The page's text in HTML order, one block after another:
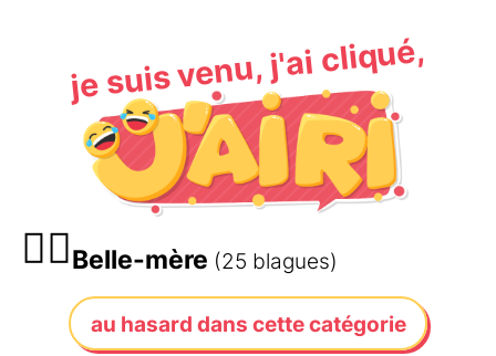
je suis venu, j'ai cliqué,
🤷‍♀️Belle-mère (25 blagues)
au hasard dans cette catégorie